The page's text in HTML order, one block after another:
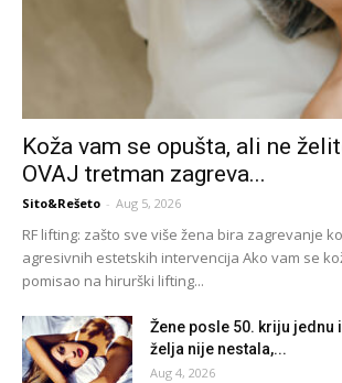
Koža vam se opušta, ali ne
OVAJ tretman zagreva...
Sito&Rešeto - Aug 5, 2026
RF lifting: zašto sve više žena bira zagrevanje
agresivnih estetskih intervencija Ako vam se
pomisao na hirurški lifting...
Žene posle 50. kriju jednu
želja nije nestala,...
Aug 4, 2026